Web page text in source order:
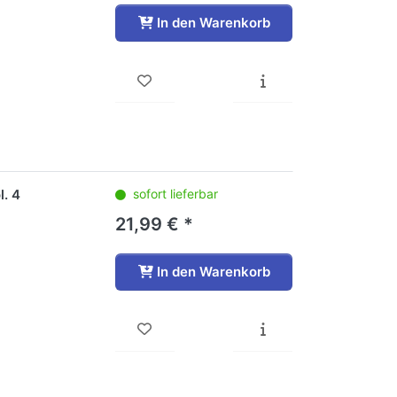
In den Warenkorb
4 sofort lieferbar
21,99 € *
In den Warenkorb